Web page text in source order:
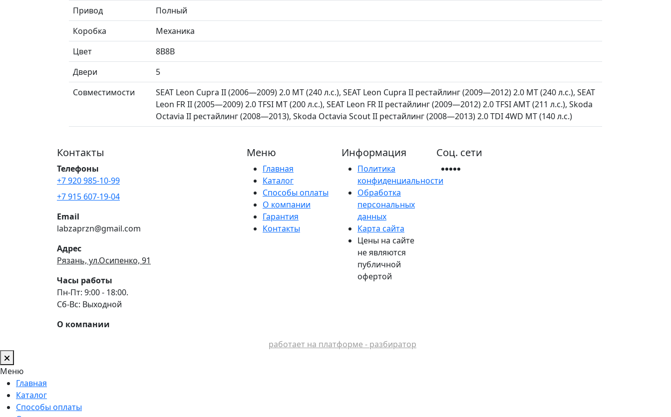
Привод
Полный
Коробка
Механика
Цвет
8B8B
Двери
5
Совместимости
SEAT Leon Cupra II (2006—2009) 2.0 MT (240 л.с.), SEAT Leon Cupra II рестайлинг (2009—2012) 2.0 MT (240 л.с.), SEAT
Leon FR II (2005—2009) 2.0 TFSI MT (200 л.с.), SEAT Leon FR II рестайлинг (2009—2012) 2.0 TFSI AMT (211 л.с.), Skoda
Octavia II рестайлинг (2008—2013), Skoda Octavia Scout II рестайлинг (2008—2013) 2.0 TDI 4WD MT (140 л.с.)
Контакты
Телефоны
+7 920 985-10-99
+7 915 607-19-04
Email
labzaprzn@gmail.com
Адрес
Рязань, ул.Осипенко, 91
Часы работы
Пн-Пт: 9:00 - 18:00.
Сб-Вс: Выходной
О компании
Меню
Главная
Каталог
Способы оплаты
О компании
Гарантия
Контакты
Информация
Политика
конфиденциальности
Обработка
персональных
данных
Карта сайта
Цены на сайте
не являются
публичной
офертой
Соц. сети
работает на платформе - разбиратор
Меню
Главная
Каталог
Способы оплаты